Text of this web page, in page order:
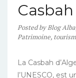
PostedbyBlog
Patrimoine,
La Casbah
l’UNESCO, est